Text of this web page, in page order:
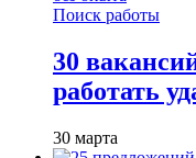
Поиск работы
30
работать
30 марта